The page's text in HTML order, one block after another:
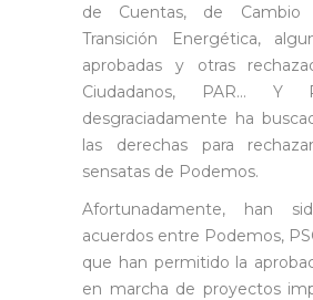
de Cuentas, de Cambio
Transición Energética,
aprobadas y otras
Ciudadanos, PAR… Y
desgraciadamente ha
las derechas para
sensatas de Podemos.
Afortunadamente, han
acuerdos entre Podemos,
que han permitido la
en marcha de proyectos